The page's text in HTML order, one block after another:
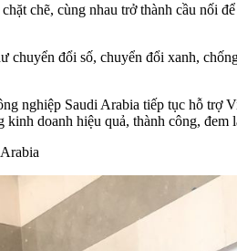
chẽ, cùng nhau trở thành cầu nối
đổi số, chuyển đổi xanh,
nghiệp Saudi Arabia tiếp tục hỗ trợ
doanh hiệu quả, thành công,